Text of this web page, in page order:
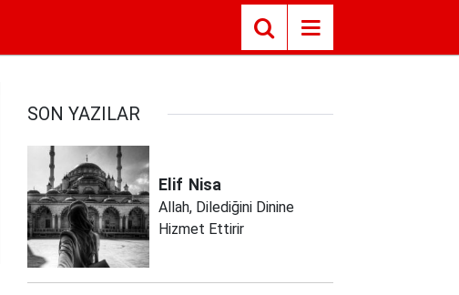
SON YAZILAR
Elif Nisa
Allah, Dilediğini Dinine
Hizmet Ettirir